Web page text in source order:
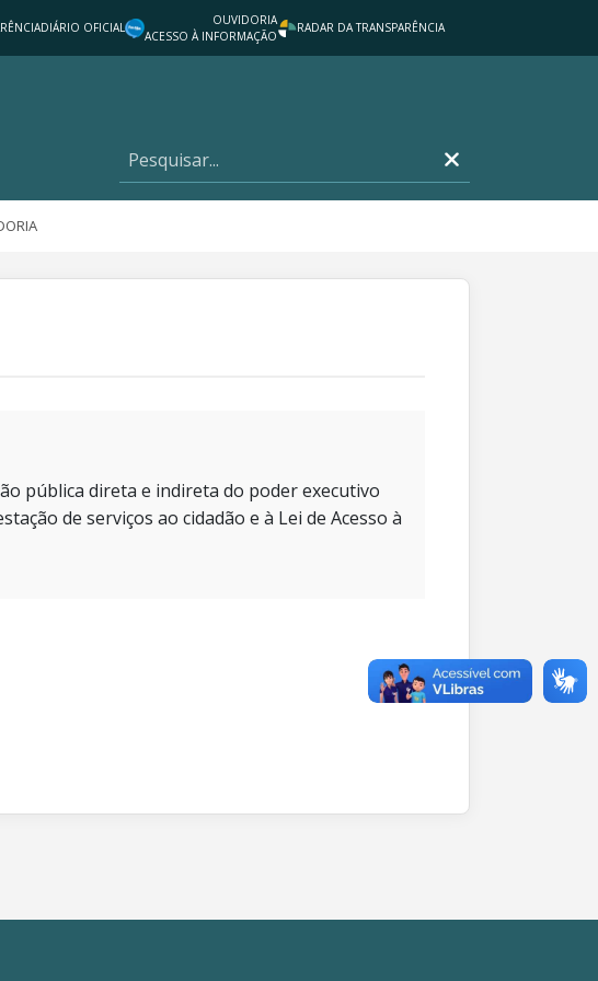
DIÁRIO OFICIAL
OUVIDORIA
ACESSO À INFORMAÇÃO
RADAR DA TRANSPARÊNCIA
pública direta e indireta do poder executivo
de serviços ao cidadão e à Lei de Acesso à